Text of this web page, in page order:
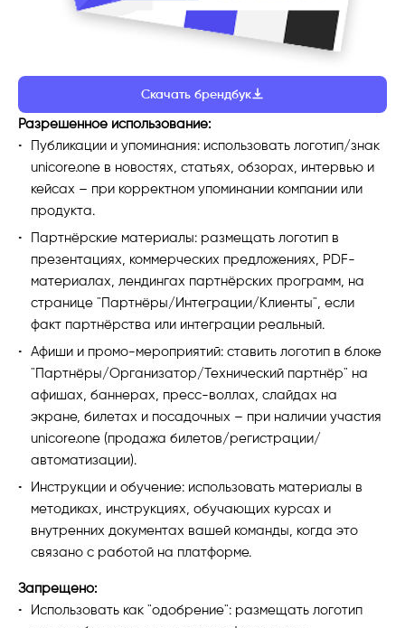
Скачать брендбук
Разрешенное использование:
Публикации и упоминания: использовать логотип/знак
unicore.one в новостях, статьях, обзорах, интервью и
кейсах – при корректном упоминании компании или
продукта.
Партнёрские материалы: размещать логотип в
презентациях, коммерческих предложениях, PDF-
материалах, лендингах партнёрских программ, на
странице "Партнёры/Интеграции/Клиенты", если
факт партнёрства или интеграции реальный.
Афиши и промо-мероприятий: ставить логотип в блоке
"Партнёры/Организатор/Технический партнёр" на
афишах, баннерах, пресс-воллах, слайдах на
экране, билетах и посадочных – при наличии участия
unicore.one (продажа билетов/регистрации/
автоматизации).
Инструкции и обучение: использовать материалы в
методиках, инструкциях, обучающих курсах и
внутренних документах вашей команды, когда это
связано с работой на платформе.
Запрещено:
Использовать как "одобрение": размещать логотип